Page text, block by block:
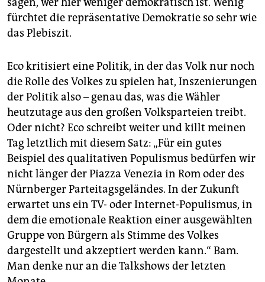
fürchtet die repräsentative Demokratie so sehr wie
das Plebiszit.
Eco kritisiert eine Politik, in der das Volk nur noch
die Rolle des Volkes zu spielen hat, Inszenierungen
der Politik also – genau das, was die Wähler
heutzutage aus den großen Volksparteien treibt.
Oder nicht? Eco schreibt weiter und killt meinen
Tag letztlich mit diesem Satz: „Für ein gutes
Beispiel des qualitativen Populismus bedürfen wir
nicht länger der Piazza Venezia in Rom oder des
Nürnberger Parteitagsgeländes. In der Zukunft
erwartet uns ein TV- oder Internet-Populismus, in
dem die emotionale Reaktion einer ausgewählten
Gruppe von Bürgern als Stimme des Volkes
dargestellt und akzeptiert werden kann.“ Bam.
Man denke nur an die Talkshows der letzten